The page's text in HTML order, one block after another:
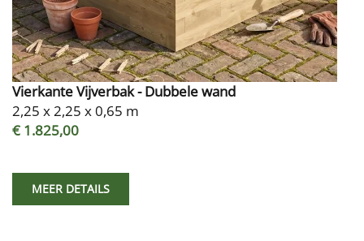
Vierkante Vijverbak - Dubbele wand
2,25 x 2,25 x 0,65 m
€ 1.825,00
MEER DETAILS